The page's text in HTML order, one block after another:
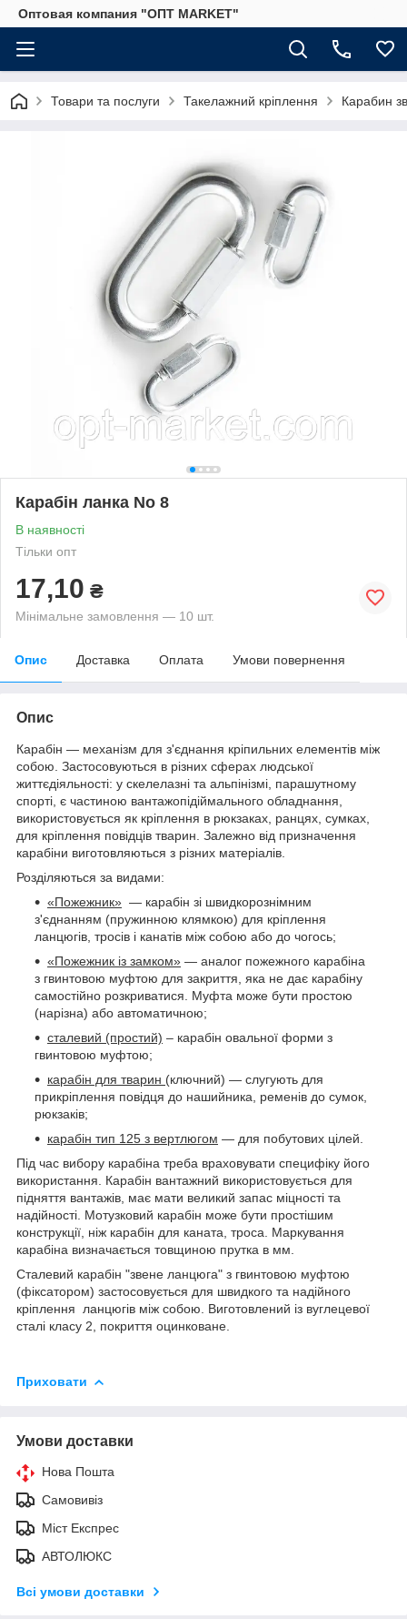
Оптовая компания "ОПТ MARKET"
Товари та послуги Такелажний кріплення Карабин
Карабін ланка No 8
В наявності
Тільки опт
17,10 ₴
Мінімальне замовлення — 10 шт.
Опис Доставка Оплата Умови повернення
Опис
Карабін — механізм для з'єднання кріпильних елементів між
собою. Застосовуються в різних сферах людської
життєдіяльності: у скелелазні та альпінізмі, парашутному
спорті, є частиною вантажопідіймального обладнання,
використовується як кріплення в рюкзаках, ранцях, сумках,
для кріплення повідців тварин. Залежно від призначення
карабіни виготовляються з різних матеріалів.
Розділяються за видами:
«Пожежник» — карабін зі швидкорознімним
з'єднанням (пружинною клямкою) для кріплення
ланцюгів, тросів і канатів між собою або до чогось;
«Пожежник із замком» — аналог пожежного карабіна
з гвинтовою муфтою для закриття, яка не дає карабіну
самостійно розкриватися. Муфта може бути простою
(нарізна) або автоматичною;
сталевий (простий) – карабін овальної форми з
гвинтовою муфтою;
карабін для тварин (ключний) — слугують для
прикріплення повідця до нашийника, ременів до сумок,
рюкзаків;
карабін тип 125 з вертлюгом — для побутових цілей.
Під час вибору карабіна треба враховувати специфіку його
використання. Карабін вантажний використовується для
підняття вантажів, має мати великий запас міцності та
надійності. Мотузковий карабін може бути простішим
конструкції, ніж карабін для каната, троса. Маркування
карабіна визначається товщиною прутка в мм.
Сталевий карабін "звене ланцюга" з гвинтовою муфтою
(фіксатором) застосовується для швидкого та надійного
кріплення ланцюгів між собою. Виготовлений із вуглецевої
сталі класу 2, покриття оцинковане.
Приховати
Умови доставки
Нова Пошта
Самовивіз
Міст Експрес
АВТОЛЮКС
Всі умови доставки